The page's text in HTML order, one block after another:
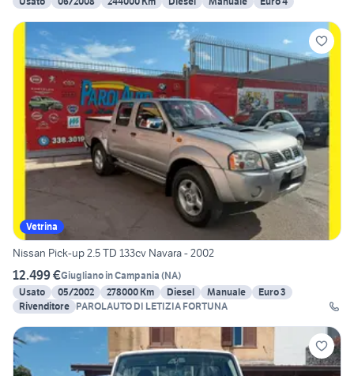
Vetrina
Nissan Pick-up 2.5 TD 133cv Navara - 2002
12.499 €Giugliano in Campania (NA)
Usato
05/2002 278000 Km Diesel Manuale
Euro 3
Rivenditore PAROLAUTO DI LETIZIA FORTUNA